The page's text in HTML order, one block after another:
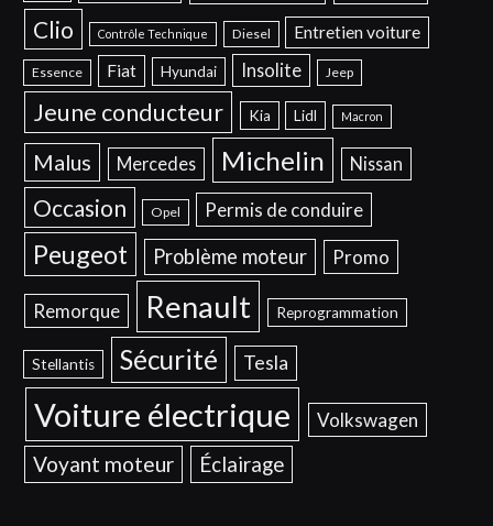
Clio Contrôle Technique Diesel Entretien voiture
Essence Fiat Hyundai Insolite Jeep
Jeune conducteur Kia Lidl Macron
Malus Mercedes Michelin Nissan
Occasion Opel Permis de conduire
Peugeot Problème moteur Promo
Remorque Renault Reprogrammation
Stellantis Sécurité Tesla
Voiture électrique Volkswagen
Voyant moteur Éclairage